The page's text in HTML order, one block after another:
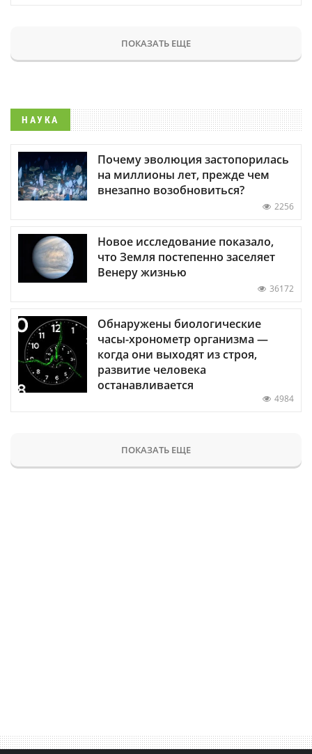
ПОКАЗАТЬ ЕЩЕ
НАУКА
Почему эволюция застопорилась
на миллионы лет, прежде чем
внезапно возобновиться?
2256
Новое исследование показало,
что Земля постепенно заселяет
Венеру жизнью
36172
Обнаружены биологические
часы-хронометр организма —
когда они выходят из строя,
развитие человека
останавливается
4984
ПОКАЗАТЬ ЕЩЕ